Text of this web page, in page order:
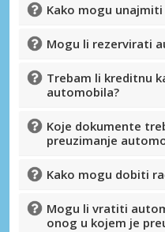
Kako mogu
Mogu li rezervirati
Trebam li kreditnu
automobila?
Koje dokumente
preuzimanje
Kako mogu dobiti
Mogu li vratiti
onog u kojem je